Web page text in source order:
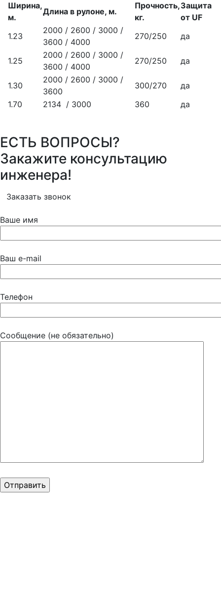
Ширина,
м.
Длина в рулоне, м.
Прочность,
кг.
Защита
от UF
1.23
2000 / 2600 / 3000 /
3600 / 4000
270/250 да
1.25
2000 / 2600 / 3000 /
3600 / 4000
270/250 да
1.30
2000 / 2600 / 3000 /
3600
300/270
да
1.70
2134 / 3000 360 да
ЕСТЬ ВОПРОСЫ?
Закажите консультацию
инженера!
Заказать звонок
Ваше имя
Ваш e-mail
Телефон
Сообщение (не обязательно)